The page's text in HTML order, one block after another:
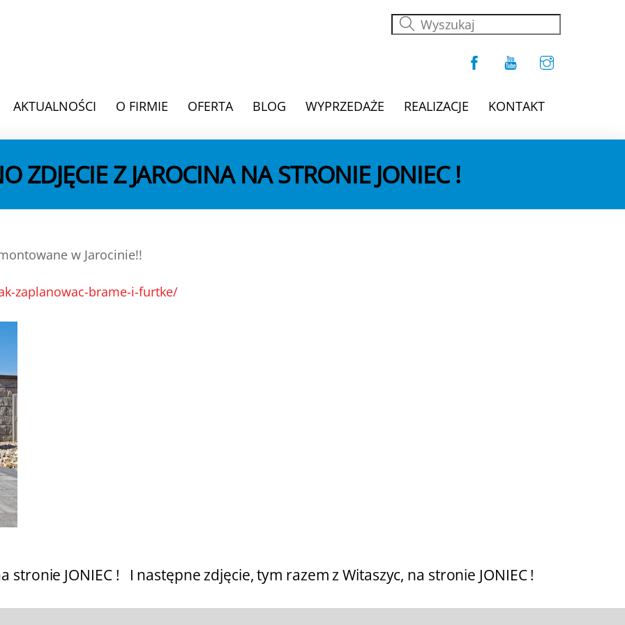
AKTUALNOŚCI O FIRMIE OFERTA BLOG WYPRZEDAŻE REALIZACJE KONTAKT
ZDJĘCIE Z JAROCINA NA STRONIE JONIEC !
w Jarocinie!!
zaplanowac-brame-i-furtke/
stronie JONIEC ! I następne zdjęcie, tym razem z Witaszyc, na stronie JONIEC !